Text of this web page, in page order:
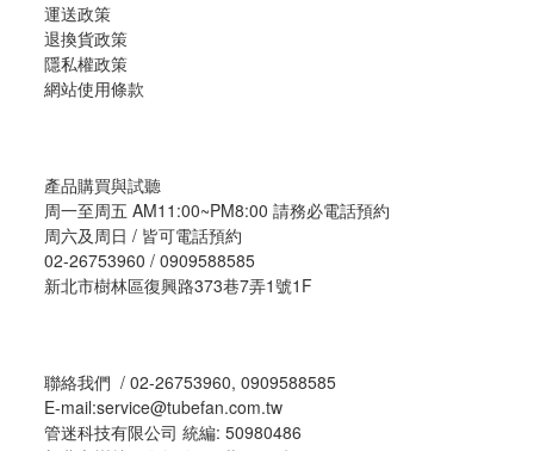
運送政策
退換貨政策
隱私權政策
網站使用條款
產品購買與試聽
周一至周五 AM11:00~PM8:00 請務必電話預約
周六及周日 / 皆可電話預約
02-26753960 / 0909588585
新北市樹林區復興路373巷7弄1號1F
聯絡我們 / 02-26753960, 0909588585
E-mail:service@tubefan.com.tw
管迷科技有限公司 統編: 50980486